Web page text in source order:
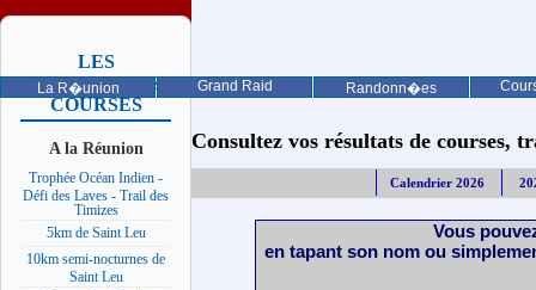
La R�union Grand Raid Randonn�es
LES
PROCHAINES
COURSES
A la Réunion
Trophée Océan Indien -
Défi des Laves - Trail des
Timizes
5km de Saint Leu
10km semi-nocturnes de
Saint Leu
Consultez vos résultats de courses,
Calendrier 2026
Vous
en tapant son nom ou